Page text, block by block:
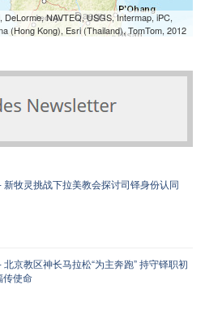
NAVTEQ, USGS, Intermap, iPC,
(Hong Kong), Esri (Thailand), TomTom, 2012
新牧灵挑战下拉美教会探讨司铎身份认同
北京教区神长马拉松“为主奔跑” 持守铎职初
传使命